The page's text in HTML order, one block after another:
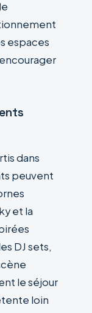
espaces
dans
peuvent
et la
DJ sets,
le séjour
loin